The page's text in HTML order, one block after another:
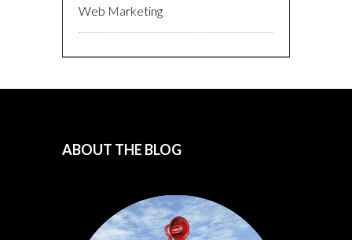
Web Marketing
ABOUT THE BLOG